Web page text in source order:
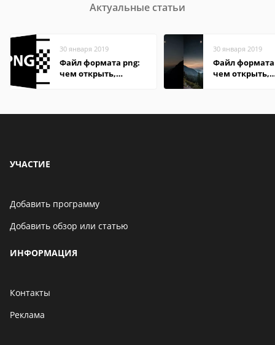
Актуальные статьи
30 января 2019
Файл формата png:
чем открыть,
30 января 2019
Файл
чем открыть,
УЧАСТИЕ
Добавить программу
Добавить обзор или статью
ИНФОРМАЦИЯ
Контакты
Реклама